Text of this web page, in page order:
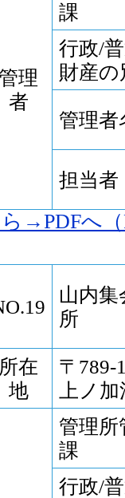
理
者
課
行政/
財産の
管理者
担当者
→PDFへ（
山内集
所
所在
地
〒
上ノ
管理所
課
行政/